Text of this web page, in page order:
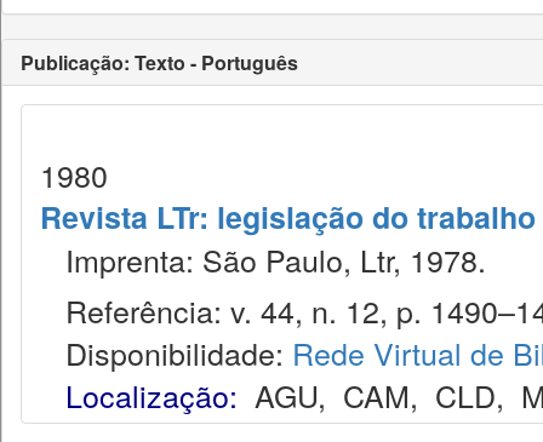
Publicação: Texto - Português
1980
Revista LTr: legislação do trabalho
Imprenta: São Paulo, Ltr, 1978.
Referência: v. 44, n. 12, p.
Disponibilidade: Rede Virtual de
Localização: AGU, CAM, CLD,